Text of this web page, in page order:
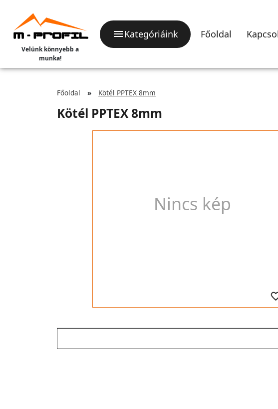
Velünk könnyebb a
munka!
Kategóriáink Főoldal
Főoldal Kötél PPTEX 8mm
Kötél PPTEX 8mm
Nincs kép